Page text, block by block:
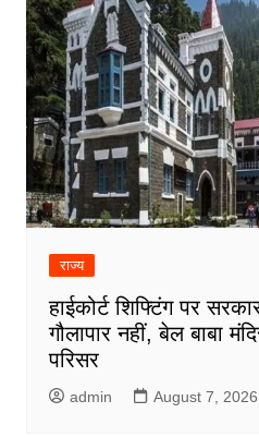
राज्य
हाईकोर्ट शिफ्टिंग पर
गौलापार नहीं, बेल बाबा
परिसर
admin August 7, 2026